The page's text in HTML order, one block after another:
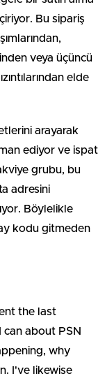
Bu sipariş
veya üçüncü
elde
arayarak
ediyor ve ispat
grubu, bu
adresini
Böylelikle
kodu gitmeden
the last
can about PSN
why
I've likewise